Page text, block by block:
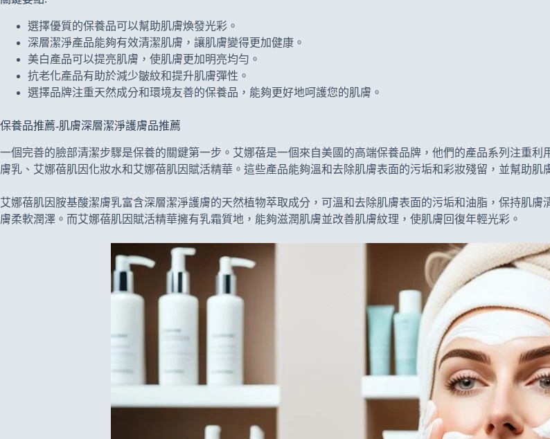
選擇優質的保養品可以幫助肌膚煥發光彩。
深層潔淨產品能夠有效清潔肌膚，讓肌膚變得更加健康。
美白產品可以提亮肌膚，使肌膚更加明亮均勻。
抗老化產品有助於減少皺紋和提升肌膚彈性。
選擇品牌注重天然成分和環境友善的保養品，能夠更好地呵護您的肌膚。
保養品推薦-肌膚深層潔淨護膚品推薦
一個完善的臉部清潔步驟是保養的關鍵第一步。艾娜蓓是一個來自美國的高端保養品牌，他們的產品系列注重
膚乳、艾娜蓓肌因化妝水和艾娜蓓肌因賦活精華。這些產品能夠溫和去除肌膚表面的污垢和彩妝殘留，並幫助肌
艾娜蓓肌因胺基酸潔膚乳富含深層潔淨護膚的天然植物萃取成分，可溫和去除肌膚表面的污垢和油脂，保持肌
膚柔軟潤澤。而艾娜蓓肌因賦活精華擁有乳霜質地，能夠滋潤肌膚並改善肌膚紋理，使肌膚回復年輕光彩。